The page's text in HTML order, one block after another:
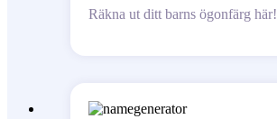
Räkna ut ditt barns ögonfärg här!